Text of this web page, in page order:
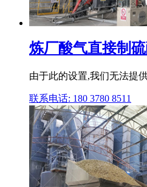
炼厂酸气直接制
由于此的设置,我们无法提
联系电话: 180 3780 8511